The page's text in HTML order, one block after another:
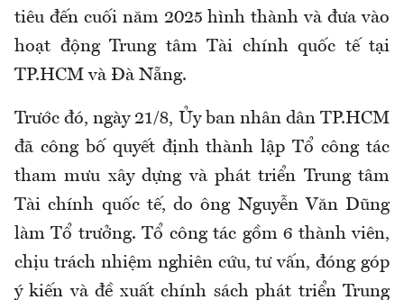
tiêu đến cuối năm 2025 hình thành và đưa vào
hoạt động Trung tâm Tài chính quốc tế tại
TP.HCM và Đà Nẵng.
Trước đó, ngày 21/8, Ủy ban nhân dân TP.HCM
đã công bố quyết định thành lập Tổ công tác
tham mưu xây dựng và phát triển Trung tâm
Tài chính quốc tế, do ông Nguyễn Văn Dũng
làm Tổ trưởng. Tổ công tác gồm 6 thành viên,
chịu trách nhiệm nghiên cứu, tư vấn, đóng góp
ý kiến và đề xuất chính sách phát triển Trung